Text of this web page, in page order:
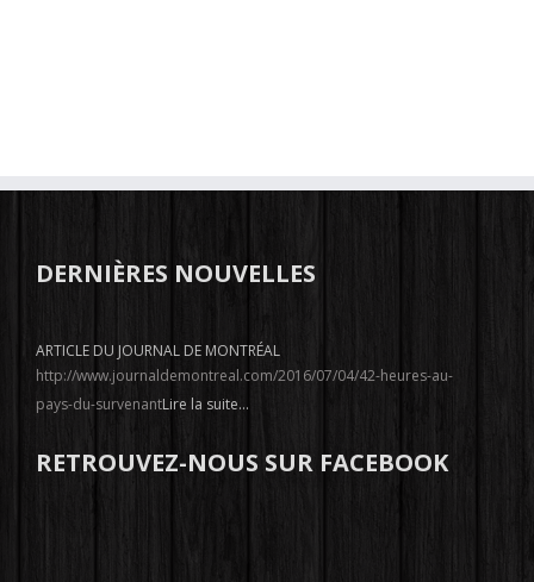
DERNIÈRES NOUVELLES
ARTICLE DU JOURNAL DE MONTRÉAL
http://www.journaldemontreal.com/2016/07/04/42-heures-au-
pays-du-survenantLire la suite...
RETROUVEZ-NOUS SUR FACEBOOK